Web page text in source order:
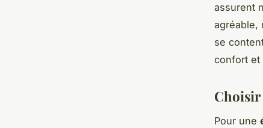
assurent
agréable,
se
confort et
Choisir
Pour une